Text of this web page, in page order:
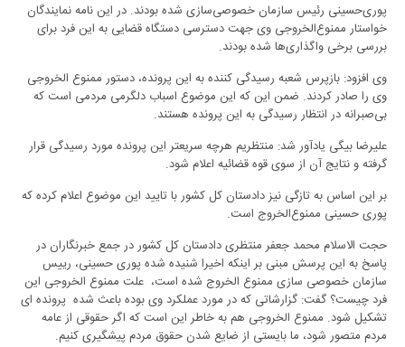
پوری‌حسینی رئیس سازمان خصوصی‌سازی شده بودند. در این نامه نمایندگان
خواستار ممنوع‌الخروجی وی جهت دسترسی دستگاه قضایی به این فرد برای
بررسی برخی واگذاری‌ها شده بودند.
وی افزود: بازپرس شعبه رسیدگی کننده به این پرونده، دستور ممنوع الخروجی
وی را صادر کردند. ضمن این که این موضوع اسباب دلگرمی مردمی است که
بی‌صبرانه در انتظار رسیدگی به این پرونده هستند.
علیرضا بیگی یادآور شد: منتظریم هرچه سریعتر این پرونده مورد رسیدگی قرار
گرفته و نتایج آن از سوی قوه قضائیه اعلام شود.
بر این اساس به تازگی نیز دادستان کل کشور با تایید این موضوع اعلام کرده که
پوری حسینی ممنوع‌الخروج است.
حجت الاسلام محمد جعفر منتظری دادستان کل کشور در جمع خبرنگاران در
پاسخ به این پرسش مبنی بر اینکه اخیرا شنیده شده پوری حسینی، رییس
سازمان خصوصی سازی ممنوع الخروج شده است، علت ممنوع الخروجی این
فرد چیست؟ گفت: گزارشاتی که در مورد عملکرد وی بوده باعث شده پرونده ای
تشکیل شود. ممنوع الخروجی هم به خاطر این است که اگر حقوقی از عامه
مردم متصور شود، ما بایستی از ضایع شدن حقوق مردم پیشگیری کنیم.